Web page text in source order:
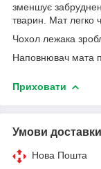
зменшує
тварин. Мат легко
Чохол лежака
Наповнювач мата
Приховати
Умови доставки
Нова Пошта